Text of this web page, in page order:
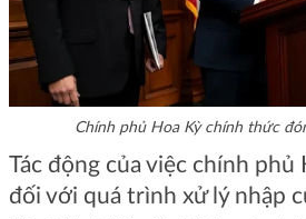
Chính phủ Hoa Kỳ chính thức
Tác động của việc chính phủ
đối với quá trình xử lý nhập